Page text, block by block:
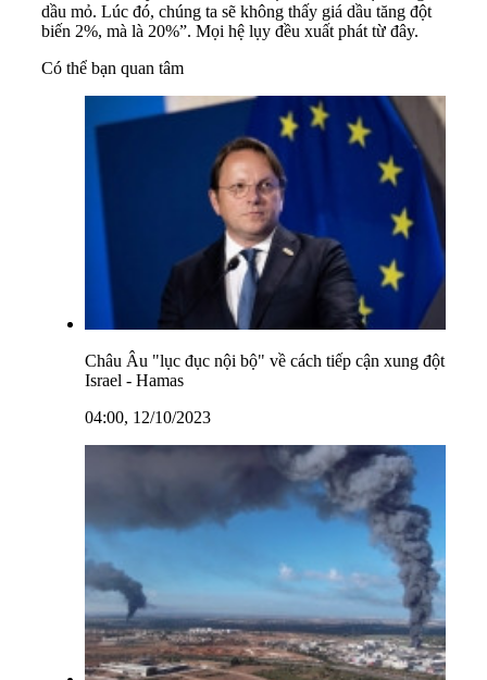
dầu mỏ. Lúc đó, chúng ta sẽ không thấy giá dầu tăng đột
biến 2%, mà là 20%”. Mọi hệ lụy đều xuất phát từ đây.
Có thể bạn quan tâm
Châu Âu "lục đục nội bộ" về cách tiếp cận xung đột
Israel - Hamas
04:00, 12/10/2023